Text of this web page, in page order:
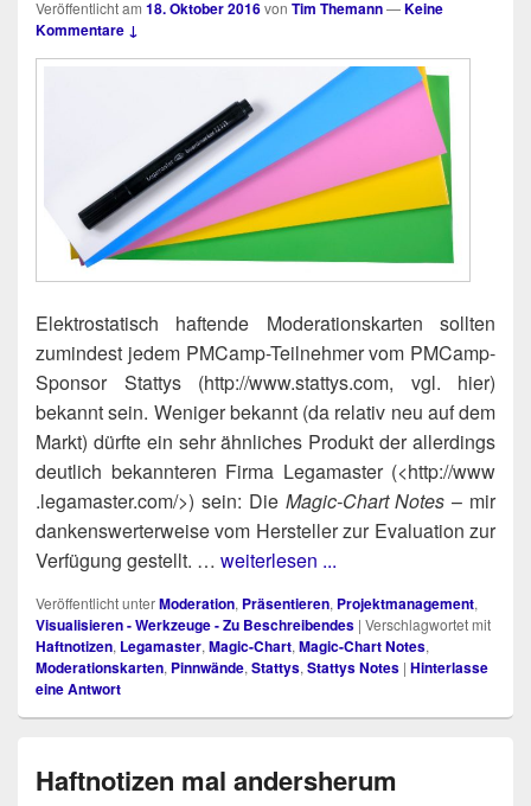
Veröffentlicht am 18. Oktober 2016von Tim Themann—Keine
Kommentare ↓
Elek­tro­sta­tisch haf­ten­de Mode­ra­ti­ons­kar­ten soll­ten
zumin­dest jedem PMCamp-Teil­neh­mer vom PMCamp-
Spon­sor Stat­tys (http://​www​.stat​tys​.com, vgl. hier)
bekannt sein. Weni­ger bekannt (da rela­tiv neu auf dem
Markt) dürf­te ein sehr ähn­li­ches Pro­dukt der aller­dings
deut­lich bekann­te­ren Fir­ma Legamas­ter (<http://​www​
.legamas​ter​.com/>) sein: Die Magic-Chart Notes – mir
dan­kens­wer­ter­wei­se vom Her­stel­ler zur Eva­lua­ti­on zur
Ver­fü­gung gestellt. … weiterlesen ...
Veröffentlicht unterModeration, Präsentieren, Projektmanagement,
Visualisieren - Werkzeuge - Zu Beschreibendes | Verschlagwortet mit
Haftnotizen, Legamaster, Magic-Chart, Magic-Chart Notes,
Moderationskarten, Pinnwände, Stattys, Stattys Notes | Hinterlasse
eine Antwort
Haftnotizen mal andersherum